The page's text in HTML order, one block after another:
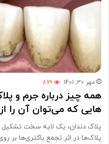
مهر 30, 1401 876
همه چیز درباره جرم و
هایی که می‌توان آن را
پلاک دندان، یک لایه سخت
پلاک‌ها در اثر تجمع باکتری‌ها بر